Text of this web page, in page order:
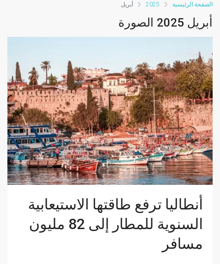
الصفحة الرئيسية 2025 أبريل
‏أبريل 2025 الصورة
أنطاليا ترفع طاقتها الاستيعابية
السنوية للمطار إلى 82 مليون
مسافر